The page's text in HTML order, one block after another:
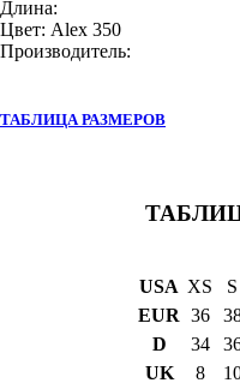
Длина:
Цвет: Alex 350
Производитель:
ТАБЛИЦА РАЗМЕРОВ
USA XS S
EUR 36
D
34
UK
8